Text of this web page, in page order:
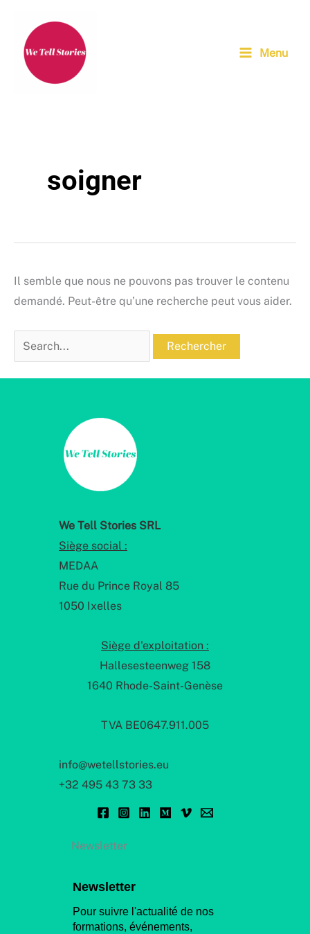
contenu
Menu
soigner
Il semble que nous ne pouvons pas trouver le contenu
demandé. Peut-être qu’une recherche peut vous aider.
Rechercher :
We Tell Stories SRL
Siège social :
MEDAA
Rue du Prince Royal 85
1050 Ixelles
Siège d'exploitation :
Hallesesteenweg 158
1640 Rhode-Saint-Genèse
TVA BE0647.911.005
info@wetellstories.eu
+32 495 43 73 33
Newsletter
Newsletter
Pour suivre l'actualité de nos
formations, événements,